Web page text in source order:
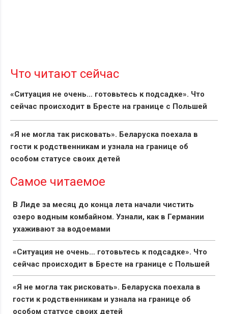
Что читают сейчас
«Ситуация не очень… готовьтесь к подсадке». Что
сейчас происходит в Бресте на границе с Польшей
«Я не могла так рисковать». Беларуска поехала в
гости к родственникам и узнала на границе об
особом статусе своих детей
Самое читаемое
В Лиде за месяц до конца лета начали чистить
озеро водным комбайном. Узнали, как в Германии
ухаживают за водоемами
«Ситуация не очень… готовьтесь к подсадке». Что
сейчас происходит в Бресте на границе с Польшей
«Я не могла так рисковать». Беларуска поехала в
гости к родственникам и узнала на границе об
особом статусе своих детей